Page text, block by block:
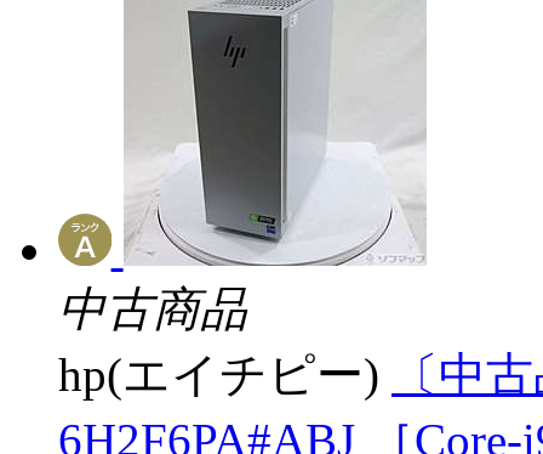
中古商品
hp(エイチピー)
〔中
6H2F6PA#ABJ ［